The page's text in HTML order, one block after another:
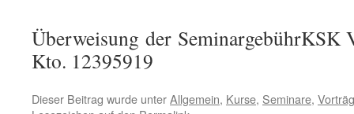
Überweisung der SeminargebührKSK
Kto. 12395919
Dieser Beitrag wurde unterAllgemein, Kurse, Seminare,